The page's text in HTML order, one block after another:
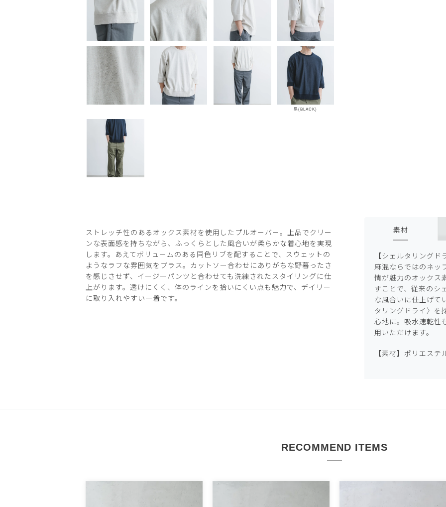
黒(BLACK)
ストレッチ性のあるオックス素材を使用したプルオーバー。上品でクリー
ンな表面感を持ちながら、ふっくらとした風合いが柔らかな着心地を実現
します。あえてボリュームのある同色リブを配することで、スウェットの
ようなラフな雰囲気をプラス。カットソー合わせにありがちな野暮ったさ
を感じさせず、イージーパンツと合わせても洗練されたスタイリングに仕
上がります。透けにくく、体のラインを拾いにくい点も魅力で、デイリー
に取り入れやすい一着です。
素材
【シェルタリングド
麻混ならではのネッ
情が魅力のオックス
すことで、従来のシ
な風合いに仕上げて
タリングドライ〉を
心地に。吸水速乾性
用いただけます。
【素材】ポリエス
RECOMMEND ITEMS